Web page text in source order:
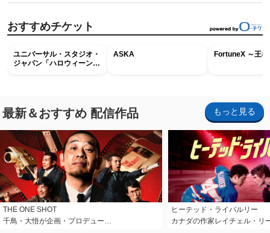
おすすめチケット
ユニバーサル・スタジオ・
ジャパン「ハロウィーン・
ASKA FortuneX ～王
最新＆おすすめ 配信作品 もっと見る
THE ONE SHOT
千鳥・大悟が企画・プロデュー…
ヒーテッド・ライバルリー
カナダの作家レイチェル・リ